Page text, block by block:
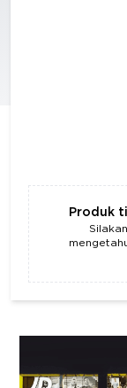
Produk